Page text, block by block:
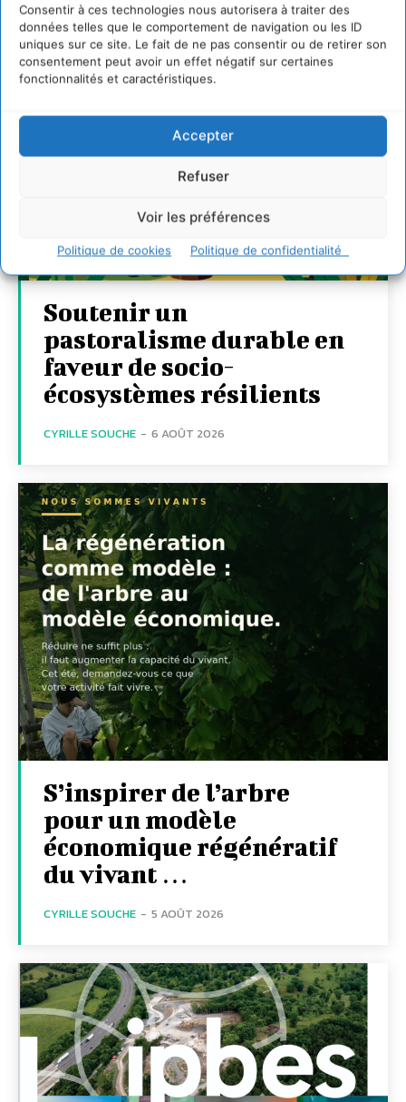
Consentir à ces technologies nous autorisera à traiter des
données telles que le comportement de navigation ou les ID
uniques sur ce site. Le fait de ne pas consentir ou de retirer son
consentement peut avoir un effet négatif sur certaines
fonctionnalités et caractéristiques.
Accepter
Refuser
Voir les préférences
Politique de cookies Politique de confidentialité
Soutenir un
pastoralisme durable en
faveur de socio-
écosystèmes résilients
CYRILLE SOUCHE - 6 AOÛT 2026
S’inspirer de l’arbre
pour un modèle
économique régénératif
du vivant …
CYRILLE SOUCHE - 5 AOÛT 2026